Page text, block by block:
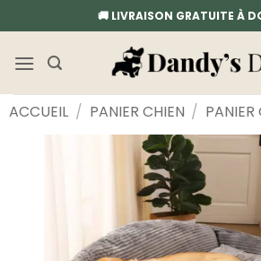
au
contenu
🚚 LIVRAISON GRATUITE À
ACCUEIL / PANIER CHIEN / PANIER